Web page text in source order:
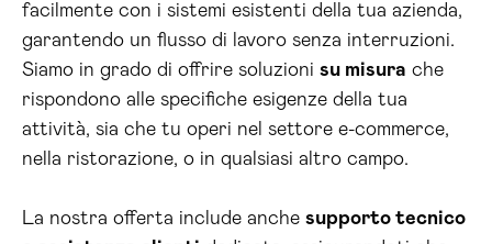
facilmente con i sistemi esistenti della tua azienda,
garantendo un flusso di lavoro senza interruzioni.
Siamo in grado di offrire soluzioni su misura che
rispondono alle specifiche esigenze della tua
attività, sia che tu operi nel settore e-commerce,
nella ristorazione, o in qualsiasi altro campo.
La nostra offerta include anche supporto tecnico